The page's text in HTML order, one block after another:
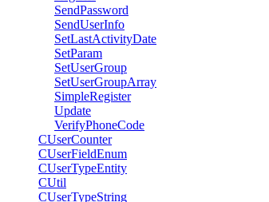
SendPassword
SendUserInfo
SetLastActivityDate
SetParam
SetUserGroup
SetUserGroupArray
SimpleRegister
Update
VerifyPhoneCode
CUserCounter
CUserFieldEnum
CUserTypeEntity
CUtil
CUserTypeString